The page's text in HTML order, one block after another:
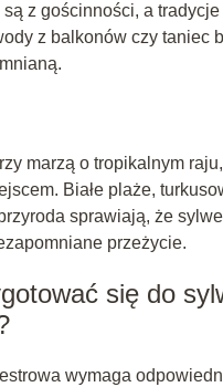
z gościnności, a
z balkonów czy taniec
marzą o tropikalnym
Białe plaże,
sprawiają, że
przeżycie.
się do
wymaga